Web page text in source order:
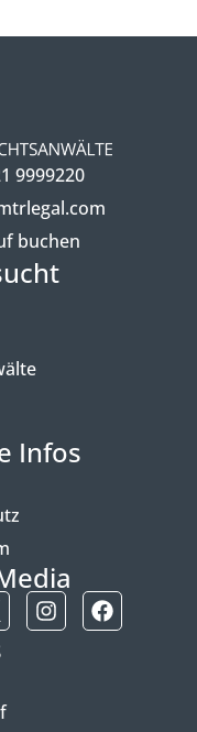
9999220
buchen
Infos